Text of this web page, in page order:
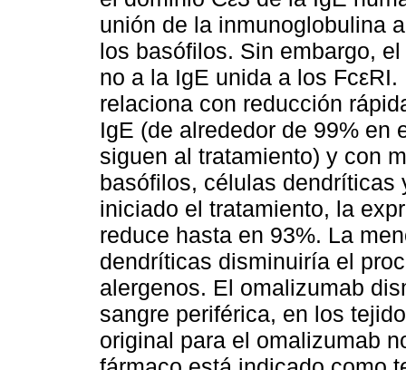
unión de la inmunoglobulina
los basófilos. Sin embargo,
no a la IgE unida a los
relaciona con reducción
IgE (de alrededor de 99% en
siguen al tratamiento) y con
basófilos, células dendríticas
iniciado el tratamiento, la
reduce hasta en 93%. La
dendríticas disminuiría el
alergenos. El omalizumab
sangre periférica, en los
original para el omalizumab